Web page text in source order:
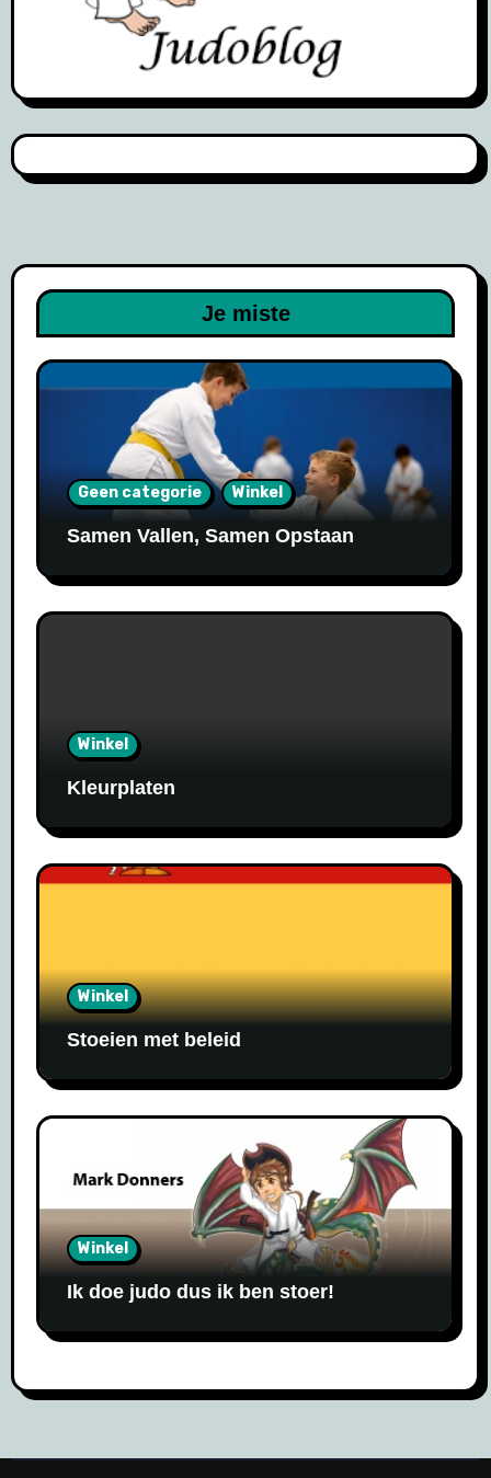
Je miste
Geen categorie Winkel
Samen Vallen, Samen Opstaan
Winkel
Kleurplaten
Winkel
Stoeien met beleid
Winkel
Ik doe judo dus ik ben stoer!